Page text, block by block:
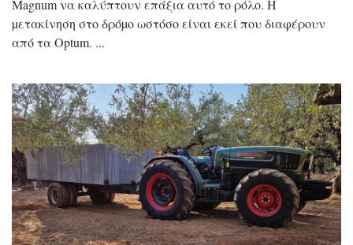
Magnum να καλύπτουν επάξια αυτό το ρόλο. Η
µετακίνηση στο δρόµο ωστόσο είναι εκεί που διαφέρουν
από τα Optum.